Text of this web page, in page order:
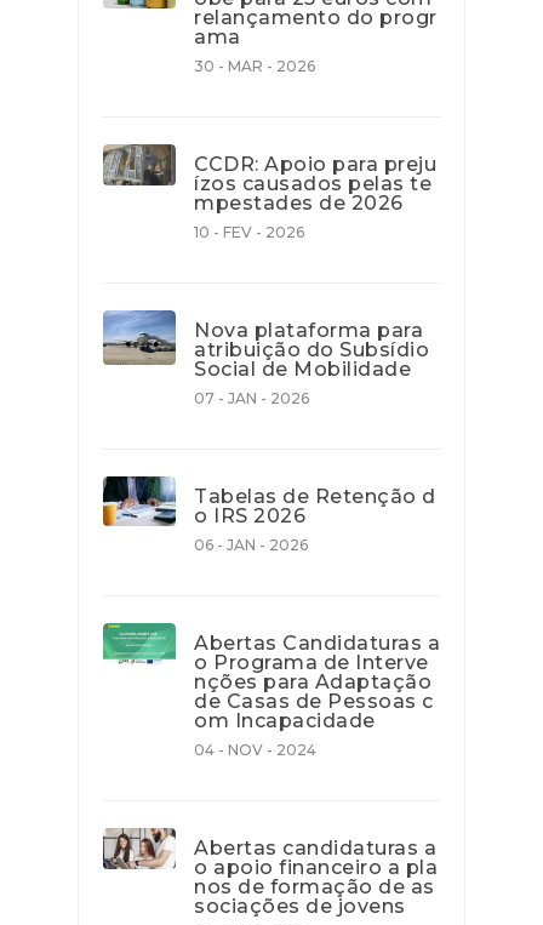
relançamento do progr
ama
30 - MAR - 2026
CCDR: Apoio para preju
ízos causados pelas te
mpestades de 2026
10 - FEV - 2026
Nova plataforma para
atribuição do Subsídio
Social de Mobilidade
07 - JAN - 2026
Tabelas de Retenção d
o IRS 2026
06 - JAN - 2026
Abertas Candidaturas a
o Programa de Interve
nções para Adaptação
de Casas de Pessoas c
om Incapacidade
04 - NOV - 2024
Abertas candidaturas a
o apoio financeiro a pla
nos de formação de as
sociações de jovens